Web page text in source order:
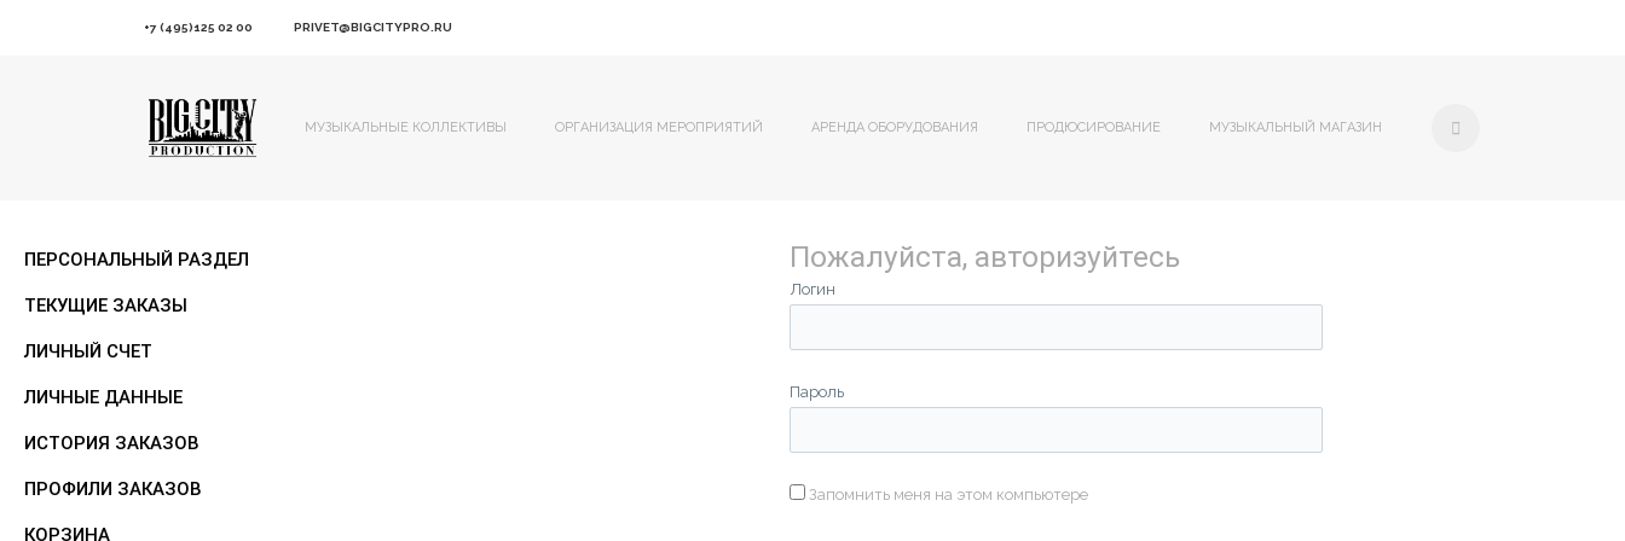
+7 (495)125 02 00 PRIVET@BIGCITYPRO.RU
МУЗЫКАЛЬНЫЕ КОЛЛЕКТИВЫ ОРГАНИЗАЦИЯ МЕРОПРИЯТИЙ АРЕНДА ОБОРУДОВАНИЯ ПРОДЮСИРОВАНИЕ МУЗЫКАЛЬНЫЙ МАГАЗИН
ПЕРСОНАЛЬНЫЙ РАЗДЕЛ
ТЕКУЩИЕ ЗАКАЗЫ
ЛИЧНЫЙ СЧЕТ
ЛИЧНЫЕ ДАННЫЕ
ИСТОРИЯ ЗАКАЗОВ
ПРОФИЛИ ЗАКАЗОВ
КОРЗИНА
Пожалуйста, авторизуйтесь
Логин
Пароль
Запомнить меня на этом компьютере